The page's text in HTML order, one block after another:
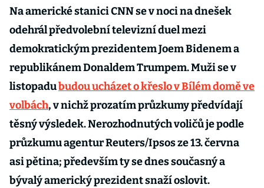
Na americké stanici CNN se v noci na dnešek
odehrál předvolební televizní duel mezi
demokratickým prezidentem Joem Bidenem a
republikánem Donaldem Trumpem. Muži se v
listopadubudou ucházet o křeslo v Bílém domě ve
volbách, v nichž prozatím průzkumy předvídají
těsný výsledek. Nerozhodnutých voličů je podle
průzkumu agentur Reuters/Ipsos ze 13. června
asi pětina; především ty se dnes současný a
bývalý americký prezident snaží oslovit.